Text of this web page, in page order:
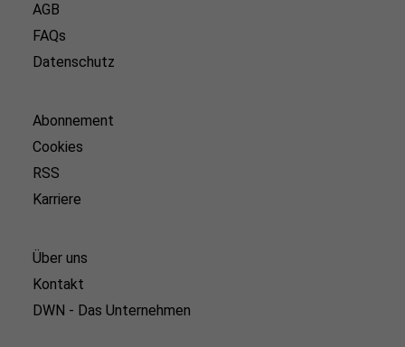
AGB
FAQs
Datenschutz
Abonnement
Cookies
RSS
Karriere
Über uns
Kontakt
DWN - Das Unternehmen